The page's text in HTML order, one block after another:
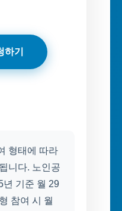
하기
형태에 따라
니다. 노인공
년 기준 월 29
참여 시 월